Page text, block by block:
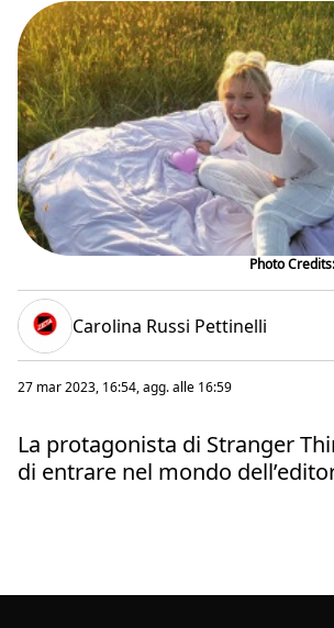
Photo Credits:
Carolina Russi Pettinelli
27 mar 2023, 16:54, agg. alle 16:59
La protagonista di Stranger
di entrare nel mondo